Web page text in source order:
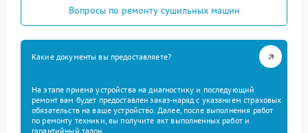
Вопросы по ремонту сушильных машин
Какие документы вы предоставляете?
На этапе приема устройства на диагностику и последующий
ремонт вам будет предоставлен заказ-наряд с указанием страховых
обязательств на ваше устройство. Далее, после выполнения работ
по ремонту техники, вы получите акт выполненных работ и
гарантийный талон.